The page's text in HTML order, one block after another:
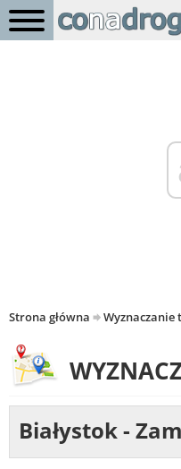
Strona główna Wyznaczanie
Białystok -